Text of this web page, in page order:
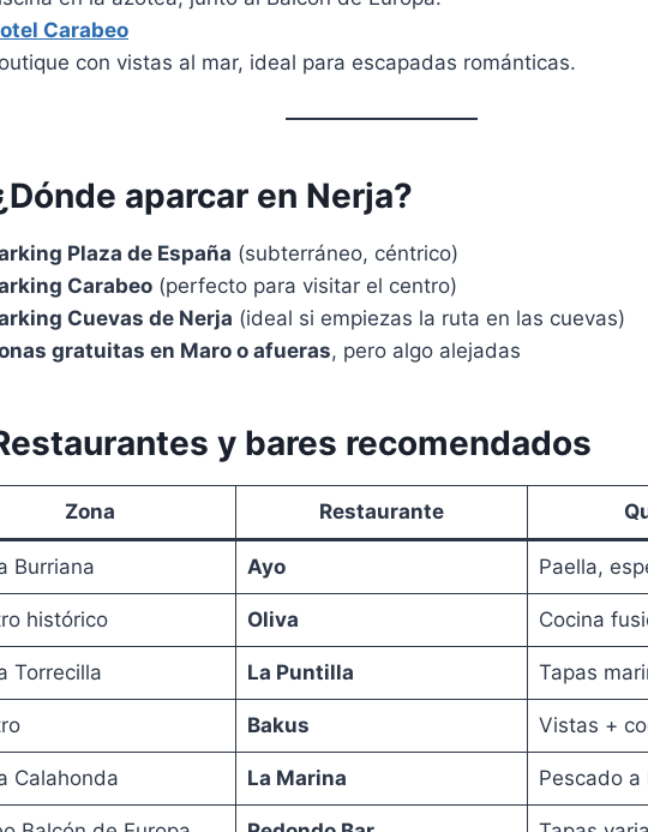
Carabeo
con vistas al mar, ideal para escapadas románticas.
aparcar en Nerja?
Plaza de España (subterráneo, céntrico)
Carabeo (perfecto para visitar el centro)
Cuevas de Nerja (ideal si empiezas la ruta en las cuevas)
gratuitas en Maro o afueras, pero algo alejadas
y bares recomendados
Zona Restaurante
Burriana Ayo Paella,
histórico Oliva Cocina
Torrecilla La Puntilla Tapas
Bakus Vistas +
Calahonda La Marina Pescado a